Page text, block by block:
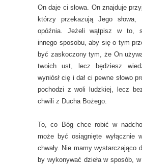
On daje ci słowa. On znajduje
którzy przekazują Jego
opóźnia. Jeżeli wątpisz w to,
innego sposobu, aby się o tym
być zaskoczony tym, że On
twoich ust, lecz będziesz
wyniósł cię i dał ci pewne słowo
pochodzi z woli ludzkiej, lecz
chwili z Ducha Bożego.
To, co Bóg chce robić w
może być osiągnięte wyłącznie
chwały. Nie mamy wystarczająco
by wykonywać dzieła w sposób,